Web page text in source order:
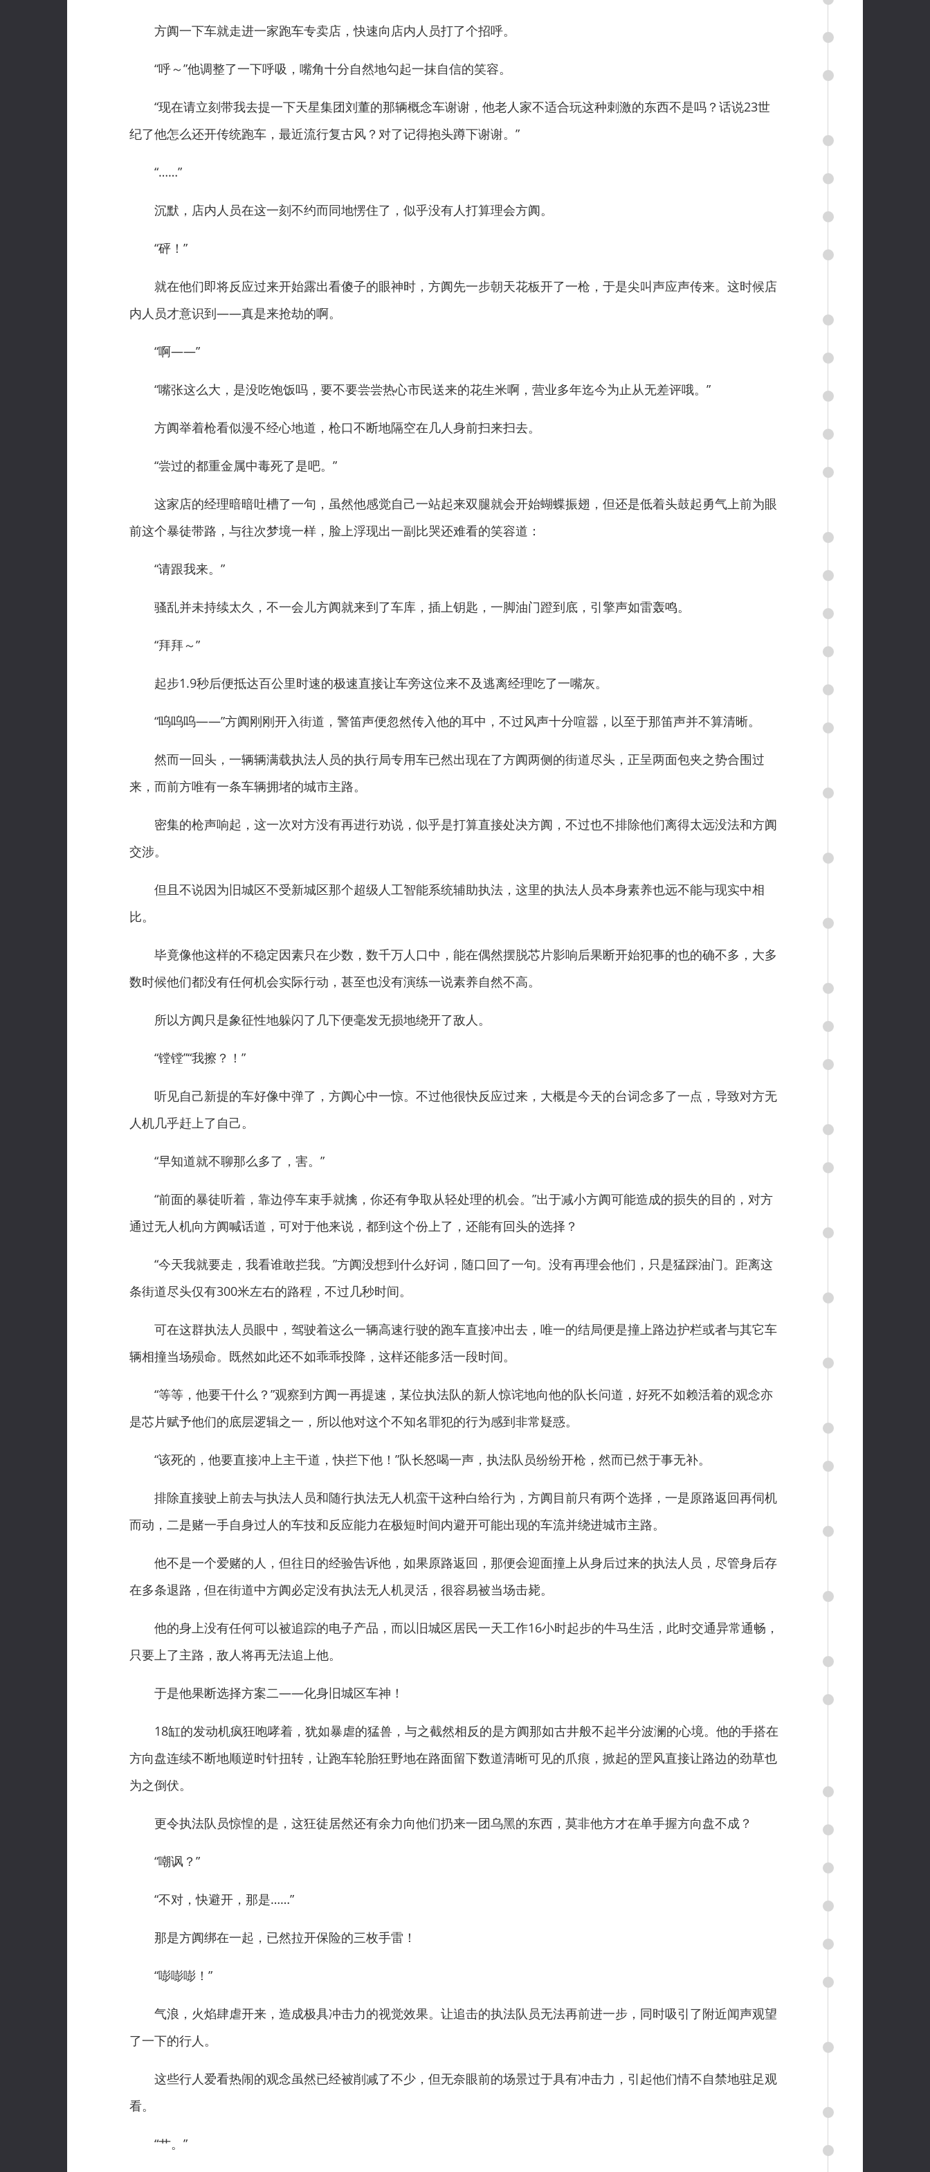
方阗一下车就走进一家跑车专卖店，快速向店内人员打了个招呼。
“呼～”他调整了一下呼吸，嘴角十分自然地勾起一抹自信的笑容。
“现在请立刻带我去提一下天星集团刘董的那辆概念车谢谢，他老人家不适合玩这种刺激的东西不是吗？话说23世
纪了他怎么还开传统跑车，最近流行复古风？对了记得抱头蹲下谢谢。”
“……”
沉默，店内人员在这一刻不约而同地愣住了，似乎没有人打算理会方阗。
“砰！”
就在他们即将反应过来开始露出看傻子的眼神时，方阗先一步朝天花板开了一枪，于是尖叫声应声传来。这时候店
内人员才意识到——真是来抢劫的啊。
“啊——”
“嘴张这么大，是没吃饱饭吗，要不要尝尝热心市民送来的花生米啊，营业多年迄今为止从无差评哦。”
方阗举着枪看似漫不经心地道，枪口不断地隔空在几人身前扫来扫去。
“尝过的都重金属中毒死了是吧。”
这家店的经理暗暗吐槽了一句，虽然他感觉自己一站起来双腿就会开始蝴蝶振翅，但还是低着头鼓起勇气上前为眼
前这个暴徒带路，与往次梦境一样，脸上浮现出一副比哭还难看的笑容道：
“请跟我来。”
骚乱并未持续太久，不一会儿方阗就来到了车库，插上钥匙，一脚油门蹬到底，引擎声如雷轰鸣。
“拜拜～”
起步1.9秒后便抵达百公里时速的极速直接让车旁这位来不及逃离经理吃了一嘴灰。
“呜呜呜——”方阗刚刚开入街道，警笛声便忽然传入他的耳中，不过风声十分喧嚣，以至于那笛声并不算清晰。
然而一回头，一辆辆满载执法人员的执行局专用车已然出现在了方阗两侧的街道尽头，正呈两面包夹之势合围过
来，而前方唯有一条车辆拥堵的城市主路。
密集的枪声响起，这一次对方没有再进行劝说，似乎是打算直接处决方阗，不过也不排除他们离得太远没法和方阗
交涉。
但且不说因为旧城区不受新城区那个超级人工智能系统辅助执法，这里的执法人员本身素养也远不能与现实中相
比。
毕竟像他这样的不稳定因素只在少数，数千万人口中，能在偶然摆脱芯片影响后果断开始犯事的也的确不多，大多
数时候他们都没有任何机会实际行动，甚至也没有演练一说素养自然不高。
所以方阗只是象征性地躲闪了几下便毫发无损地绕开了敌人。
“镗镗”“我擦？！”
听见自己新提的车好像中弹了，方阗心中一惊。不过他很快反应过来，大概是今天的台词念多了一点，导致对方无
人机几乎赶上了自己。
“早知道就不聊那么多了，害。”
“前面的暴徒听着，靠边停车束手就擒，你还有争取从轻处理的机会。”出于减小方阗可能造成的损失的目的，对方
通过无人机向方阗喊话道，可对于他来说，都到这个份上了，还能有回头的选择？
“今天我就要走，我看谁敢拦我。”方阗没想到什么好词，随口回了一句。没有再理会他们，只是猛踩油门。距离这
条街道尽头仅有300米左右的路程，不过几秒时间。
可在这群执法人员眼中，驾驶着这么一辆高速行驶的跑车直接冲出去，唯一的结局便是撞上路边护栏或者与其它车
辆相撞当场殒命。既然如此还不如乖乖投降，这样还能多活一段时间。
“等等，他要干什么？”观察到方阗一再提速，某位执法队的新人惊诧地向他的队长问道，好死不如赖活着的观念亦
是芯片赋予他们的底层逻辑之一，所以他对这个不知名罪犯的行为感到非常疑惑。
“该死的，他要直接冲上主干道，快拦下他！”队长怒喝一声，执法队员纷纷开枪，然而已然于事无补。
排除直接驶上前去与执法人员和随行执法无人机蛮干这种白给行为，方阗目前只有两个选择，一是原路返回再伺机
而动，二是赌一手自身过人的车技和反应能力在极短时间内避开可能出现的车流并绕进城市主路。
他不是一个爱赌的人，但往日的经验告诉他，如果原路返回，那便会迎面撞上从身后过来的执法人员，尽管身后存
在多条退路，但在街道中方阗必定没有执法无人机灵活，很容易被当场击毙。
他的身上没有任何可以被追踪的电子产品，而以旧城区居民一天工作16小时起步的牛马生活，此时交通异常通畅，
只要上了主路，敌人将再无法追上他。
于是他果断选择方案二——化身旧城区车神！
18缸的发动机疯狂咆哮着，犹如暴虐的猛兽，与之截然相反的是方阗那如古井般不起半分波澜的心境。他的手搭在
方向盘连续不断地顺逆时针扭转，让跑车轮胎狂野地在路面留下数道清晰可见的爪痕，掀起的罡风直接让路边的劲草也
为之倒伏。
更令执法队员惊惶的是，这狂徒居然还有余力向他们扔来一团乌黑的东西，莫非他方才在单手握方向盘不成？
“嘲讽？”
“不对，快避开，那是……”
那是方阗绑在一起，已然拉开保险的三枚手雷！
“嘭嘭嘭！”
气浪，火焰肆虐开来，造成极具冲击力的视觉效果。让追击的执法队员无法再前进一步，同时吸引了附近闻声观望
了一下的行人。
这些行人爱看热闹的观念虽然已经被削减了不少，但无奈眼前的场景过于具有冲击力，引起他们情不自禁地驻足观
看。
“艹。”